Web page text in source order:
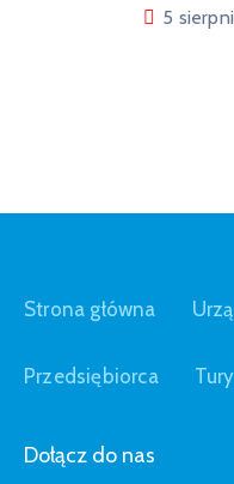
5
Strona główna
Przedsiębiorca
Dołącz do nas